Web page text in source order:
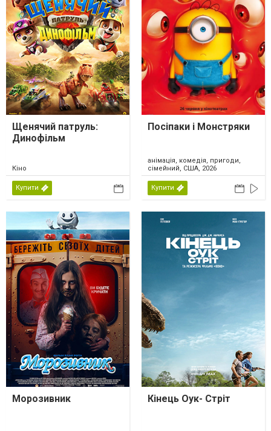
Щенячий патруль:
Динофільм
Кіно
Купити
Посіпаки і Монстряки
анімація, комедія, пригоди,
сімейний, США, 2026
Купити
Морозивник Кінець Оук- Стріт